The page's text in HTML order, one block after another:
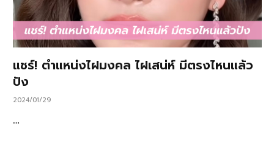
แชร์! ตำแหน่งไฝมงคล ไฝเสน่ห์ มีตรงไหนแล้ว
ปัง
2024/01/29
…